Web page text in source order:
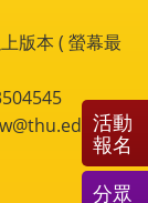
版本 ( 螢幕最
活動
報名
分眾